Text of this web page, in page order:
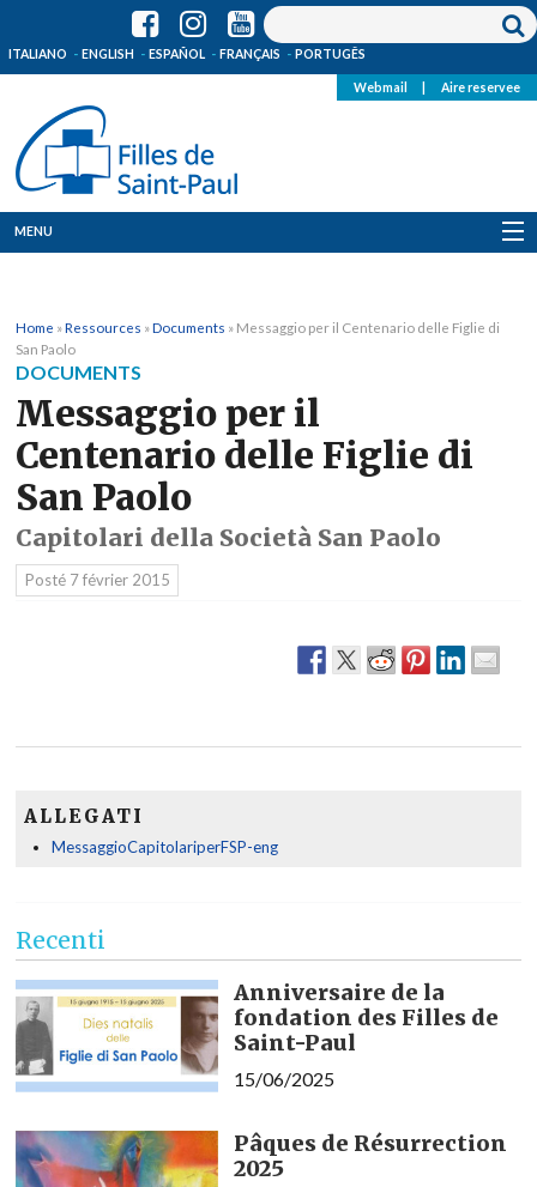
ITALIANO ENGLISH ESPAÑOL FRANÇAIS PORTUGÊS
Webmail Aire reservee
MENU
Où sommes-nous
News
Ressources
Media
Home »Ressources »Documents » Messaggio per il Centenario delle Figlie di
San Paolo
DOCUMENTS
Messaggio per il
Centenario delle Figlie di
San Paolo
Capitolari della Società San Paolo
Posté 7 février 2015
ALLEGATI
MessaggioCapitolariperFSP-eng
Recenti
Anniversaire de la
fondation des Filles de
Saint-Paul
15/06/2025
Pâques de Résurrection
2025